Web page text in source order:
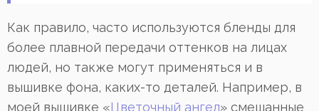
Как правило, часто используются бленды для
более плавной передачи оттенков на лицах
людей, но также могут применяться и в
вышивке фона, каких-то деталей. Например, в
моей вышивке «Цветочный ангел» смешанные